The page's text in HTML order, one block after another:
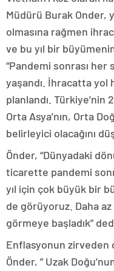
Müdürü Burak Onder,
olmasına rağmen
ve bu yıl bir
“Pandemi sonrası
yaşandı. İhracatta yol
planlandı. Türkiye’nin
Orta Asya’nın, Orta
belirleyici olacağını
Önder, “Dünyadaki
ticarette pandemi
yıl için çok büyük bir
de görüyoruz. Daha
görmeye başladık”
Enflasyonun
Önder, ” Uzak